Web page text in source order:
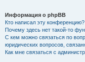
Информация о phpBB
Кто написал эту конференцию?
Почему здесь нет такой-то
С кем можно связаться по
юридических вопросов,
Как мне связаться с